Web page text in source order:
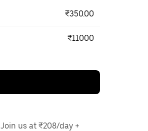
₹350.00
₹11000
us at ₹208/day +